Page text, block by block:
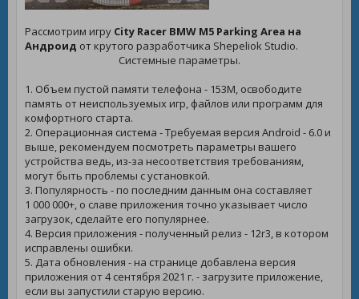
Рассмотрим игру City Racer BMW M5 Parking Area на
Андроид от крутого разработчика Shepeliok Studio.
Системные параметры.
1. Объем пустой памяти телефона - 153M, освободите
память от неиспользуемых игр, файлов или программ для
комфортного старта.
2. Операционная система - Требуемая версия Android - 6.0 и
выше, рекомендуем посмотреть параметры вашего
устройства ведь, из-за несоответствия требованиям,
могут быть проблемы с установкой.
3. Популярность - по последним данным она составляет
1 000 000+, о славе приложения точно указывает число
загрузок, сделайте его популярнее.
4. Версия приложения - полученный релиз - 12r3, в котором
исправлены ошибки.
5. Дата обновления - на странице добавлена версия
приложения от 4 сентября 2021 г. - загрузите приложение,
если вы запустили старую версию.